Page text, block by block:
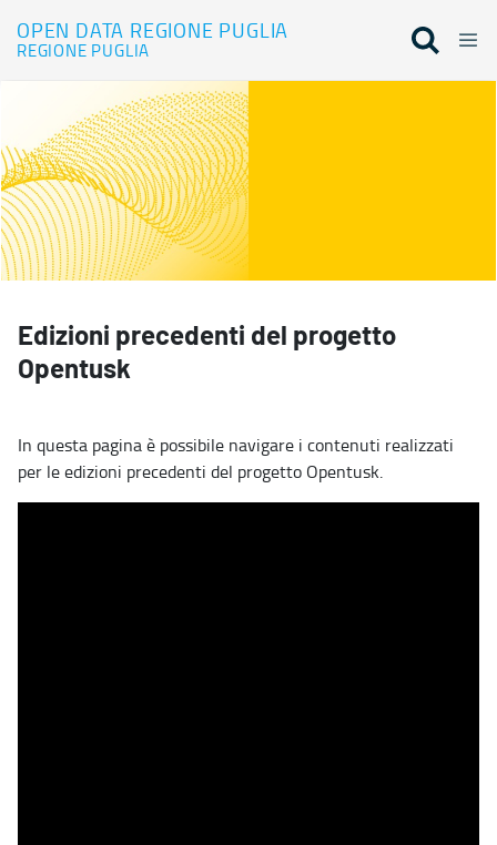
OPEN DATA REGIONE PUGLIA
REGIONE PUGLIA
Opentusk Edizioni Precedenti
Edizioni precedenti del progetto
Opentusk
In questa pagina è possibile navigare i contenuti realizzati
per le edizioni precedenti del progetto Opentusk.